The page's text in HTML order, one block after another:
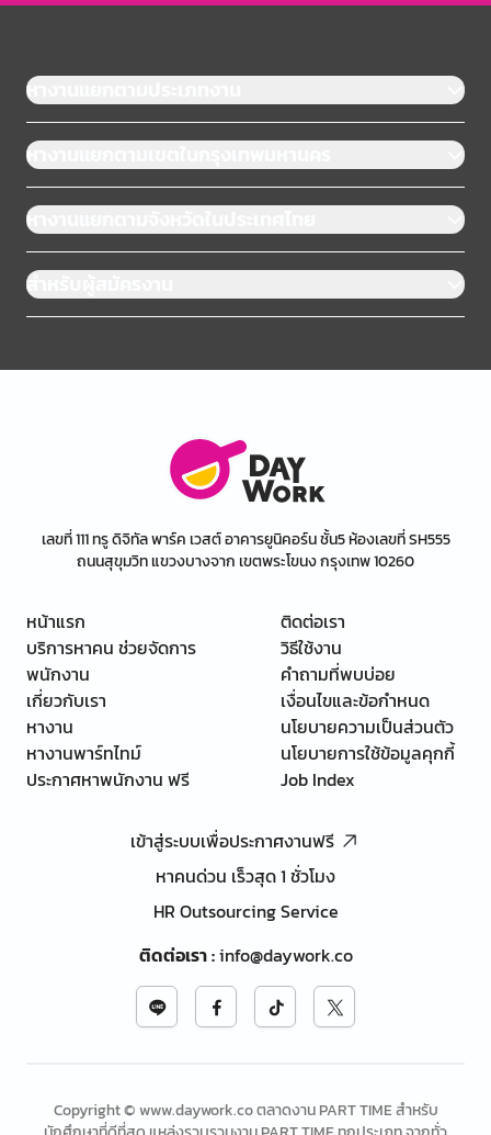
หางานแยกตามประเภทงาน
หางานแยกตามเขตในกรุงเทพมหานคร
หางานแยกตามจังหวัดในประเทศไทย
สำหรับผู้สมัครงาน
เลขที่ 111 ทรู ดิจิทัล พาร์ค เวสต์ อาคารยูนิคอร์น ชั้น5 ห้องเลขที่ SH555
ถนนสุขุมวิท แขวงบางจาก เขตพระโขนง กรุงเทพ 10260
หน้าแรก
บริการหาคน ช่วยจัดการ
พนักงาน
เกี่ยวกับเรา
หางาน
หางานพาร์ทไทม์
ประกาศหาพนักงาน ฟรี
ติดต่อเรา
วิธีใช้งาน
คำถามที่พบบ่อย
เงื่อนไขและข้อกำหนด
นโยบายความเป็นส่วนตัว
นโยบายการใช้ข้อมูลคุกกี้
Job Index
เข้าสู่ระบบเพื่อประกาศงานฟรี
หาคนด่วน เร็วสุด 1 ชั่วโมง
HR Outsourcing Service
ติดต่อเรา:info@daywork.co
Copyright © www.daywork.co ตลาดงาน PART TIME สำหรับ